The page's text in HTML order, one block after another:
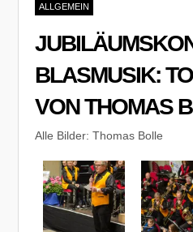
ALLGEMEIN
BLASMUSIK:
VON THOMAS
Alle Bilder: Thomas Bolle